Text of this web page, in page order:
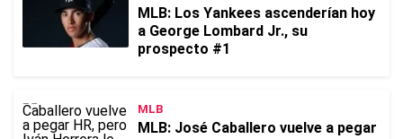
MLB: Los Yankees ascenderían hoy
a George Lombard Jr., su
prospecto #1
MLB
MLB: José Caballero vuelve a pegar